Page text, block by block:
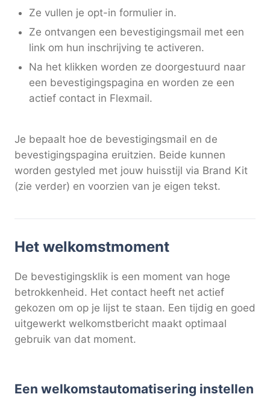
Ze vullen je opt-in formulier in.
Ze ontvangen een bevestigingsmail met een
link om hun inschrijving te activeren.
Na het klikken worden ze doorgestuurd naar
een bevestigingspagina en worden ze een
actief contact in Flexmail.
Je bepaalt hoe de bevestigingsmail en de
bevestigingspagina eruitzien. Beide kunnen
worden gestyled met jouw huisstijl via Brand Kit
(zie verder) en voorzien van je eigen tekst.
Het welkomstmoment
De bevestigingsklik is een moment van hoge
betrokkenheid. Het contact heeft net actief
gekozen om op je lijst te staan. Een tijdig en goed
uitgewerkt welkomstbericht maakt optimaal
gebruik van dat moment.
Een welkomstautomatisering instellen